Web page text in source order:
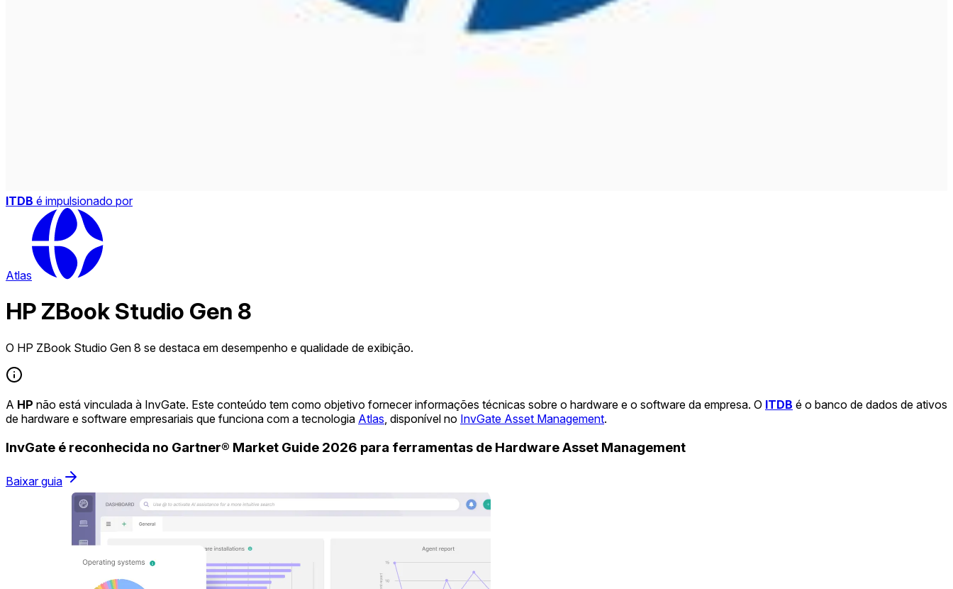
ITDB é impulsionado por
Atlas
HP ZBook Studio Gen 8
O HP ZBook Studio Gen 8 se destaca em desempenho e qualidade de exibição.
A HP não está vinculada à InvGate. Este conteúdo tem como objetivo fornecer informações técnicas sobre o hardware e o software da empresa. O ITDB é o banco de dados de ativos
de hardware e software empresariais que funciona com a tecnologia Atlas , disponível no InvGate Asset Management.
InvGate é reconhecida no Gartner® Market Guide 2026 para ferramentas de Hardware Asset Management
Baixar guia